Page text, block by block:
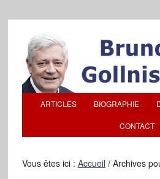
ARTICLES BIOGRAPHIE
CONTACT
Vous êtes ici : Accueil /Archives